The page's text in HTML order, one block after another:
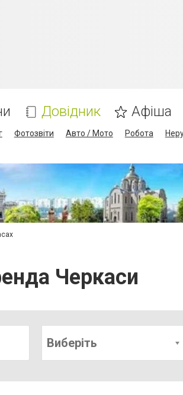
Довідник Афіша
Фотозвіти Авто / Мото Робота
Черкаси
Виберіть